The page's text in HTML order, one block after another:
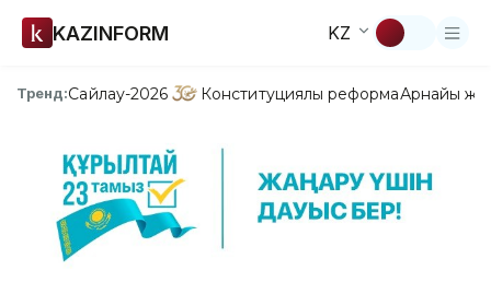
KAZINFORM KZ
Тренд:Сайлау-2026 Конституциялық реформаАрнайы